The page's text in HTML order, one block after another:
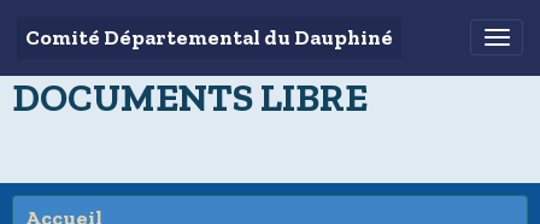
Comité Départemental du Dauphiné
DOCUMENTS LIBRE
Accueil